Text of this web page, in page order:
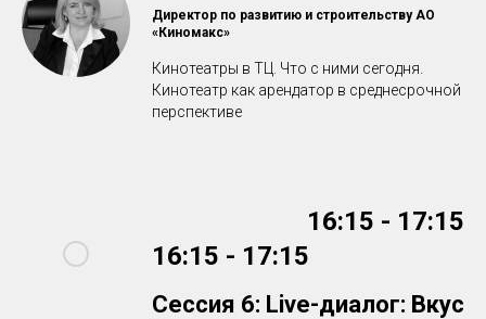
Директор по развитию и строительству АО
«Киномакс»
Кинотеатры в ТЦ. Что с ними сегодня.
Кинотеатр как арендатор в среднесрочной
перспективе
16:15 - 17:15
16:15 - 17:15
Сессия 6: Live-диалог: Вкус